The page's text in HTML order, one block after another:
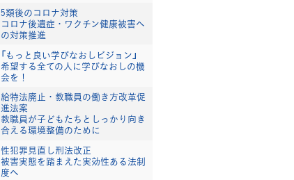
5類後のコロナ対策
コロナ後遺症・ワクチン健康被害へ
の対策推進
「もっと良い学びなおしビジョン」
希望する全ての人に学びなおしの機
会を！
給特法廃止・教職員の働き方改革促
進法案
教職員が子どもたちとしっかり向き
合える環境整備のために
性犯罪見直し刑法改正
被害実態を踏まえた実効性ある法制
度へ